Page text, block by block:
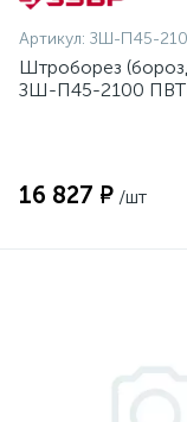
Артикул: ЗШ-П45-
Штроборез
ЗШ-П45-2100
16 827 ₽ /шт